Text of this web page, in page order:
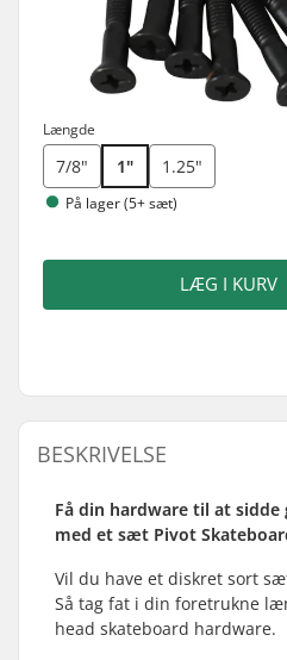
Længde
7/8" 1" 1.25"
På lager (5+ sæt)
LÆG I KURV
BESKRIVELSE
Få din hardware til at
med et sæt Pivot
Vil du have et diskret sort
Så tag fat i din foretrukne
head skateboard hardware.